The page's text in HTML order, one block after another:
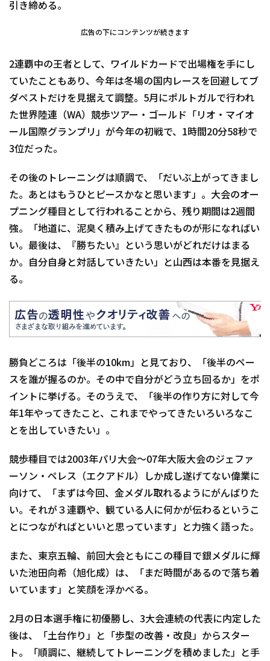
引き締める。
広告の下にコンテンツが続きます
2連覇中の王者として、ワイルドカードで出場権を手にし
ていたこともあり、今年は冬場の国内レースを回避してブ
ダペストだけを見据えて調整。5月にポルトガルで行われ
た世界陸連（WA）競歩ツアー・ゴールド「リオ・マイオ
ール国際グランプリ」が今年の初戦で、1時間20分58秒で
3位だった。
その後のトレーニングは順調で、「だいぶ上がってきまし
た。あとはもうひとピースかなと思います」。大会のオー
プニング種目として行われることから、残り期間は2週間
強。「地道に、泥臭く積み上げてきたものが形になればい
い。最後は、『勝ちたい』という思いがどれだけはまる
か。自分自身と対話していきたい」と山西は本番を見据え
る。
勝負どころは「後半の10km」と見ており、「後半のペー
スを誰が握るのか。その中で自分がどう立ち回るか」をポ
イントに挙げる。そのうえで、「後半の作り方に対して今
年1年やってきたこと、これまでやってきたいろいろなこ
とを出していきたい」。
競歩種目では2003年パリ大会～07年大阪大会のジェファ
ーソン・ペレス（エクアドル）しか成し遂げてない偉業に
向けて、「まずは今回、金メダル取れるようにがんばりた
い。それが３連覇や、観ている人に何かが伝わるというこ
とにつながればといいと思っています」と力強く語った。
また、東京五輪、前回大会ともにこの種目で銀メダルに輝
いた池田向希（旭化成）は、「まだ時間があるので落ち着
いています」と笑顔を浮かべる。
2月の日本選手権に初優勝し、3大会連続の代表に内定した
後は、「土台作り」と「歩型の改善・改良」からスター
ト。「順調に、継続してトレーニングを積めました」と手